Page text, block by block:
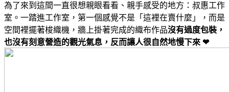
為了來到這間一直很想親眼看看、親手感受的地方：叔惠工作
室。一踏進工作室，第一個感覺不是「這裡在賣什麼」，而是
空間裡擺著梭織機，牆上掛著完成的織布作品沒有過度包裝，
也沒有刻意營造的觀光氣息，反而讓人很自然地慢下來 ❤